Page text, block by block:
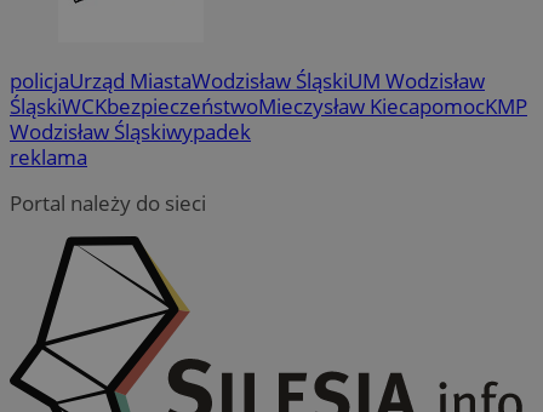
policjaUrząd MiastaWodzisław ŚląskiUM Wodzisław
ŚląskiWCKbezpieczeństwoMieczysław KiecapomocKMP
Wodzisław Śląskiwypadek
reklama
Portal należy do sieci